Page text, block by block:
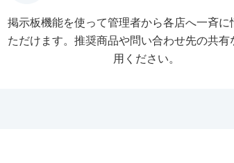
掲示板機能を使って管理者から各店へ一斉に
ただけます。推奨商品や問い合わせ先の共有
用ください。